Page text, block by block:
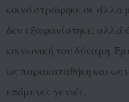
κοινό στράφηκε σε άλλα
δεν εξαφανίστηκε, αλλά
κοινωνική του δύναμη.
ως παρακαταθήκη και ως
επόμενες γενιές.